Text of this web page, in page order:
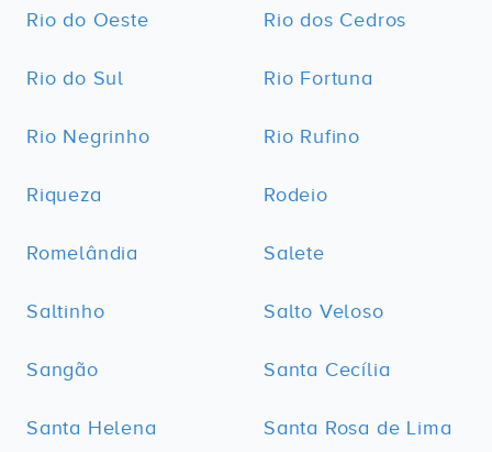
Rio do Oeste Rio dos Cedros
Rio do Sul Rio Fortuna
Rio Negrinho Rio Rufino
Riqueza Rodeio
Romelândia Salete
Saltinho Salto Veloso
Sangão Santa Cecília
Santa Helena Santa Rosa de Lima